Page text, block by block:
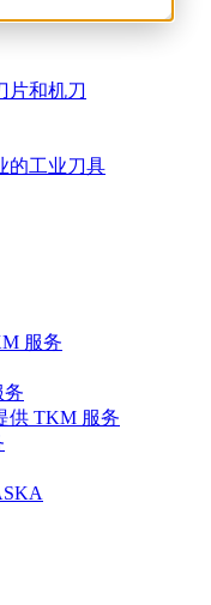
片和机刀
的工业刀具
服务
务
供 TKM 服务